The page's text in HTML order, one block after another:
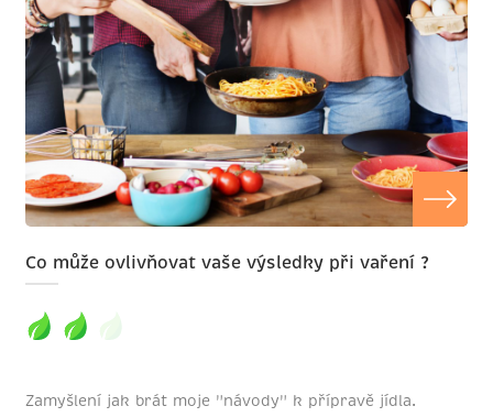
Co může ovlivňovat vaše výsledky při vaření ?
Zamyšlení jak brát moje "návody" k přípravě jídla.